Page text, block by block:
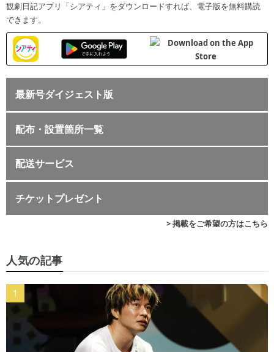
観劇日記アプリ「シアティ」をダウンロードすれば、電子版を無料購読
できます。
最新号ダイジェスト版
配布・設置箇所一覧
配送サービス
チケットプレゼント
> 掲載をご希望の方はこちら
人気の記事